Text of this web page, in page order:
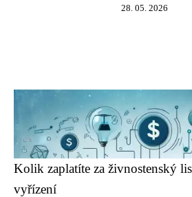
28. 05. 2026
Kolik zaplatíte za živnostenský
vyřízení